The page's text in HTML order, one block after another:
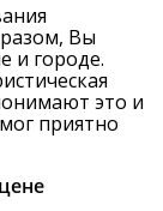
Вы
и городе.
это и
приятно